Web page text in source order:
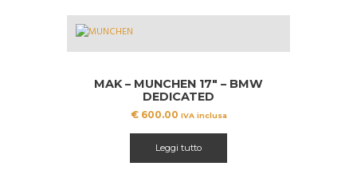
MAK – MUNCHEN 17″ – BMW
DEDICATED
€600.00 IVA inclusa
Leggi tutto